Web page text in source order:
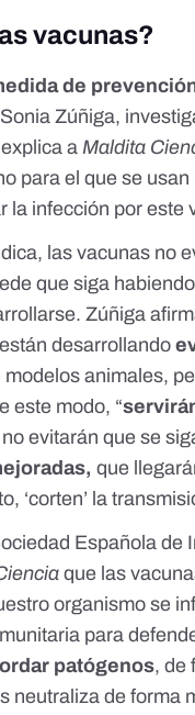
vacunas?
de
Zúñiga,
explica aMaldita
para el que se
la infección por este
las vacunas no
que siga
Zúñiga
desarrollando
modelos animales,
este modo, “
evitarán que se
que
‘corten’ la
Española de
que las
organismo se
para
patógenos, de
neutraliza de forma